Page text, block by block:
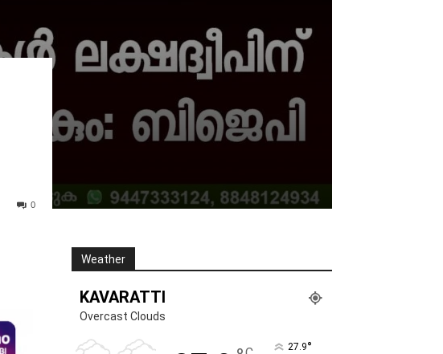
0
Weather
KAVARATTI
Overcast Clouds
27.9°